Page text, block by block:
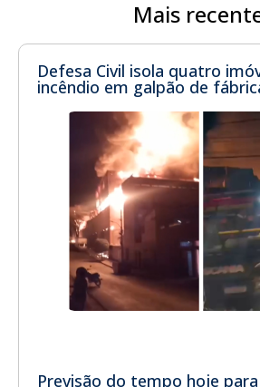
Mais
Defesa Civil isola quatro
incêndio em galpão de
Previsão do tempo hoje para